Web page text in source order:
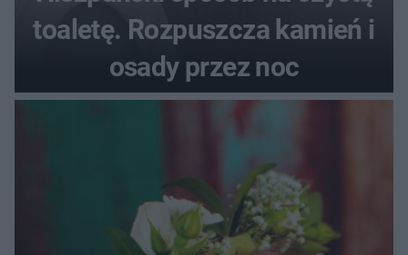
toaletę. Rozpuszcza kamień i
osady przez noc